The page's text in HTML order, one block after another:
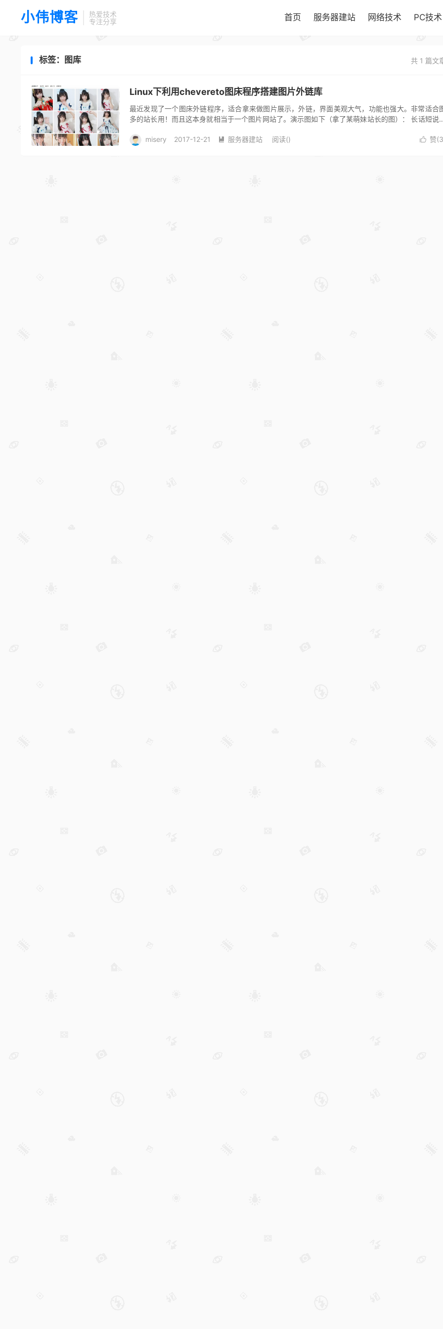
小伟博客
热爱技术
专注分享
首页 服务器建站 网络技术 PC技术
共 1 篇文
标签：图库
Linux下利用chevereto图床程序搭建图片外链库
最近发现了一个图床外链程序，适合拿来做图片展示，外链，界面美观大气，功能也强大。非常适合
多的站长用！而且这本身就相当于一个图片网站了。演示图如下（拿了某萌妹站长的图）： 长话短说
 赞(3
misery 2017-12-21  服务器建站 阅读()